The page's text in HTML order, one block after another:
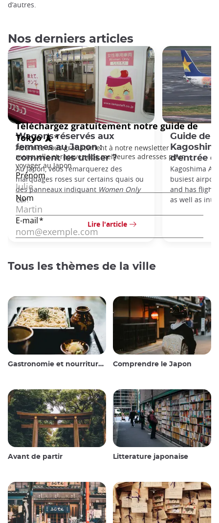
d’autres.
Nos derniers articles
Wagons réservés aux
femmes au Japon :
comment les utiliser ?
Au Japon, vous remarquerez des
marquages roses sur certains quais ou
des panneaux indiquant Women Only
Car.
Lire l'article
Guide de
d'entrée
Kagoshima
busiest
and has flights
as well as
Tous les thèmes de la ville
Gastronomie et nourriture japonaise Comprendre le Japon
Avant de partir Litterature japonaise